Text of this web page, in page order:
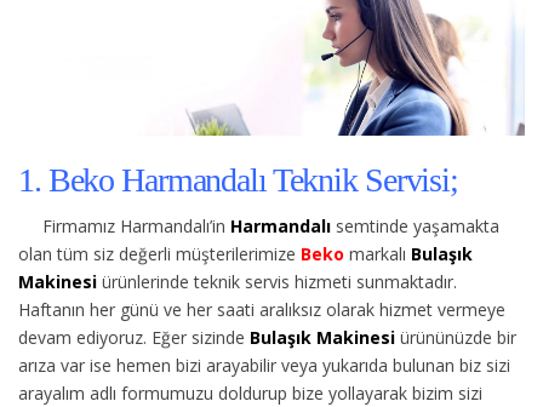
1. Beko Harmandalı Teknik Servisi;
Firmamız Harmandalı’in Harmandalı semtinde yaşamakta
olan tüm siz değerli müşterilerimize Beko markalı Bulaşık
Makinesi ürünlerinde teknik servis hizmeti sunmaktadır.
Haftanın her günü ve her saati aralıksız olarak hizmet vermeye
devam ediyoruz. Eğer sizinde Bulaşık Makinesi ürününüzde bir
arıza var ise hemen bizi arayabilir veya yukarıda bulunan biz sizi
arayalım adlı formumuzu doldurup bize yollayarak bizim sizi